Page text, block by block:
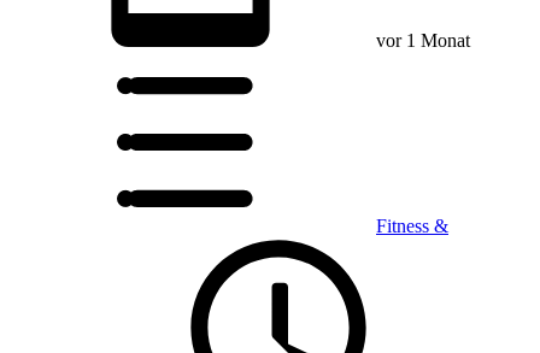
vor 1 Monat
Fitness &